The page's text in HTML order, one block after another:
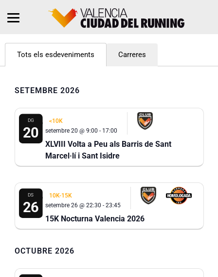
Tots els esdeveniments Carreres
SETEMBRE 2026
DG
20
XLVIII Volta a Peu als Barris de Sant
Marcel·lí i Sant Isidre
<10K
setembre 20 @ 9:00 - 17:00
DS
26
15K Nocturna Valencia 2026
10K-15K
setembre 26 @ 22:30 - 23:45
OCTUBRE 2026